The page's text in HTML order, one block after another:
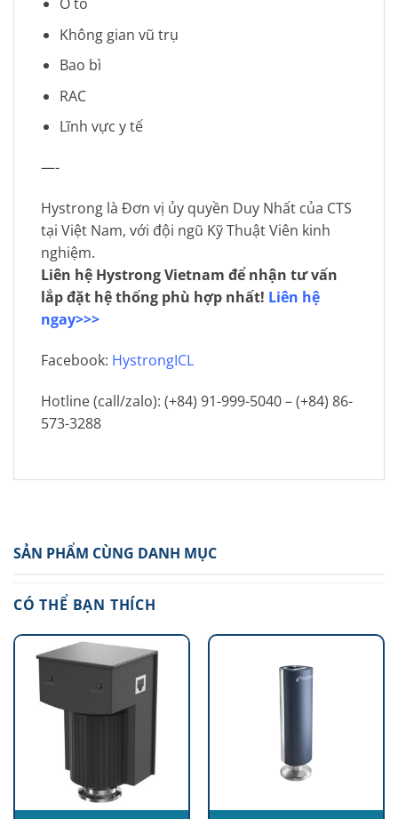
Không gian vũ trụ
Bao bì
RAC
Lĩnh vực y tế
—-
Hystrong là Đơn vị ủy quyền Duy Nhất của CTS
tại Việt Nam, với đội ngũ Kỹ Thuật Viên kinh
nghiệm.
Liên hệ Hystrong Vietnam để nhận tư vấn
lắp đặt hệ thống phù hợp nhất! Liên hệ
ngay>>>
Facebook: HystrongICL
Hotline (call/zalo): (+84) 91-999-5040 – (+84) 86-
573-3288
SẢN PHẨM CÙNG DANH MỤC
CÓ THỂ BẠN THÍCH